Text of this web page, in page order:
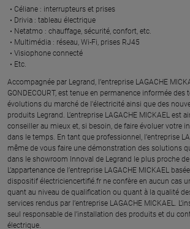
Céliane : interrupteurs et prises ​
Drivia : tableau électrique ​
Netatmo : chauffage, sécurité, confort, etc.​
Multimédia : réseau, Wi-Fi, prises RJ45​
Visiophone connecté​
Etc.​
​Accompagnée par Legrand, l’entreprise LAGACHE
GONDECOURT, est tenue en permanence informée des
évolutions du marché de l'électricité ainsi que des
produits Legrand. L’entreprise LAGACHE MICKAEL est
conseiller au mieux et, si besoin, de faire évoluer votre
dans le temps. En tant que professionnel, l’entreprise
même de vous faire une démonstration des solutions
dans le showroom Innoval de Legrand le plus proche de
L’appartenance de l’entreprise LAGACHE MICKAEL
dispositif électriciencertifié.fr ne confère en aucun cas
quant au niveau de qualification ou quant à la qualité
services rendus par l’entreprise LAGACHE MICKAEL.
seul responsable de l’installation des produits et du
électrique.